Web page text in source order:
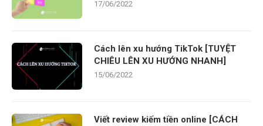
17/06/2022
Cách lên xu hướng TikTok [TUYỆT
CHIÊU LÊN XU HƯỚNG NHANH]
15/06/2022
Viết review kiếm tiền online [CÁCH